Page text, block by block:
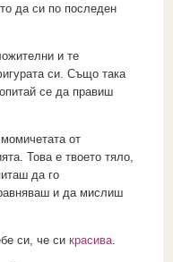
да си по последен
и те
си. Също така
се да правиш
от
Това е твоето тяло,
да го
и да мислиш
си, че си красива.